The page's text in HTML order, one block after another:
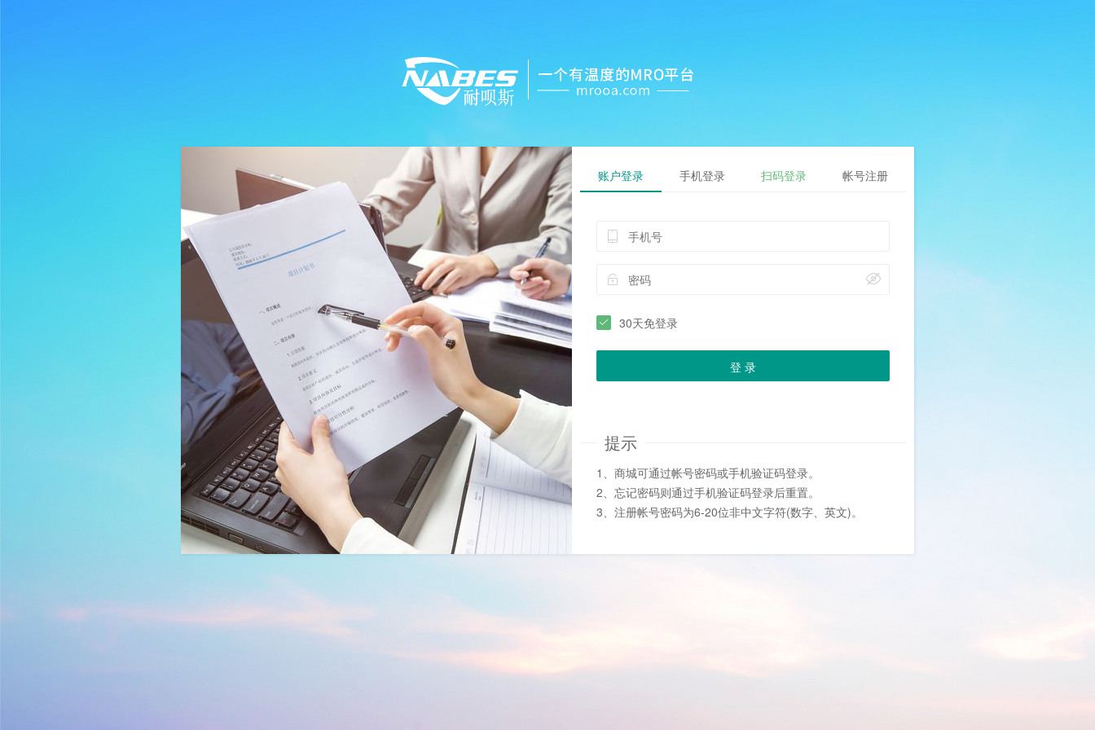
账户登录 手机登录 扫码登录 帐号注册
30天免登录
登 录
提示
1、商城可通过帐号密码或手机验证码登录。
2、忘记密码则通过手机验证码登录后重置。
3、注册帐号密码为6-20位非中文字符(数字、英文)。